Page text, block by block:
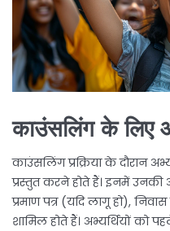
काउंसलिंग के लिए
काउंसलिंग प्रक्रिया के दौरान
प्रस्तुत करने होते हैं। इनमें उनकी
प्रमाण पत्र (यदि लागू हो),
शामिल होते हैं। अभ्यर्थियों को